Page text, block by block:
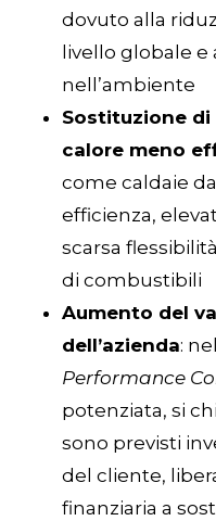
dovuto alla
livello globale
nell’ambiente
Sostituzione
calore meno
come caldaie
efficienza,
scarsa
di combustibili
Aumento del
dell’azienda:
Performance
potenziata, si
sono previsti
del cliente,
finanziaria a